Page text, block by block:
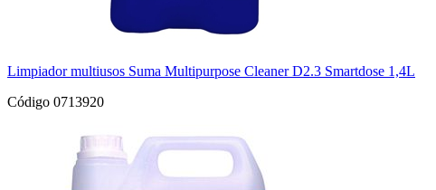
Limpiador multiusos Suma Multipurpose Cleaner D2.3 Smartdose 1,4L
Código 0713920